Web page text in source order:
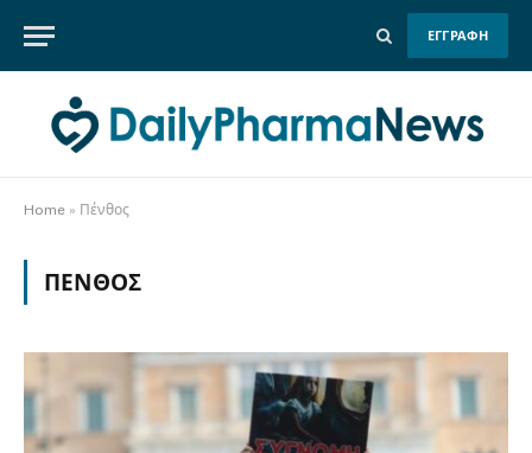
ΕΓΓΡΑΦΗ
Home » Πένθος
ΠΈΝΘΟΣ